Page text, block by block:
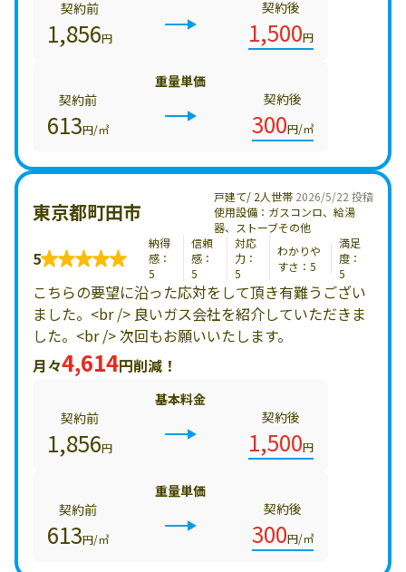
契約前
1,856円
契約後
1,500円
重量単価
契約前
613円/㎥
契約後
300円/㎥
2026/5/22 投稿
東京都町田市
戸建て/ 2人世帯
使用設備：ガスコンロ、給湯
器、ストーブその他
5
納得
感：
5
信頼
感：
5
対応
力：
5
わかりや
すさ：5
満足
度：
5
こちらの要望に沿った応対をして頂き有難うござい
ました。<br /> 良いガス会社を紹介していただきま
した。<br /> 次回もお願いいたします。
月々4,614円削減！
基本料金
契約前
1,856円
契約後
1,500円
重量単価
契約前
613円/㎥
契約後
300円/㎥